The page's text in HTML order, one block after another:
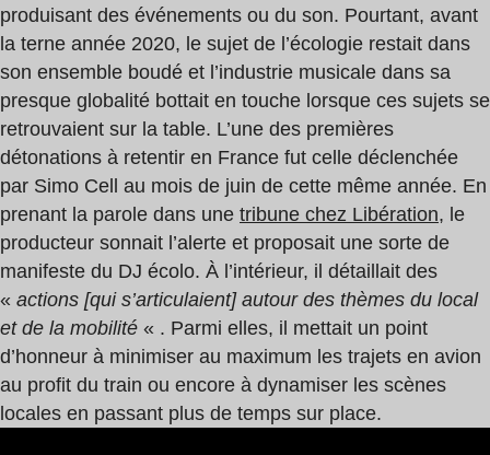
produisant des événements ou du son. Pourtant, avant
la terne année 2020, le sujet de l’écologie restait dans
son ensemble boudé et l’industrie musicale dans sa
presque globalité bottait en touche lorsque ces sujets se
retrouvaient sur la table. L’une des premières
détonations à retentir en France fut celle déclenchée
par Simo Cell au mois de juin de cette même année. En
prenant la parole dans une tribune chez Libération, le
producteur sonnait l’alerte et proposait une sorte de
manifeste du DJ écolo. À l’intérieur, il détaillait des
« actions [qui s’articulaient] autour des thèmes du local
et de la mobilité « . Parmi elles, il mettait un point
d’honneur à minimiser au maximum les trajets en avion
au profit du train ou encore à dynamiser les scènes
locales en passant plus de temps sur place.